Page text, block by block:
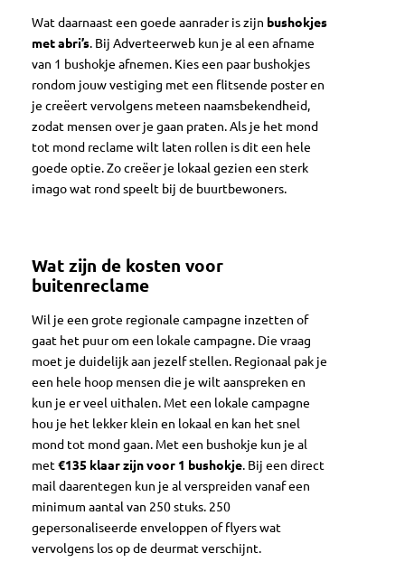
Wat daarnaast een goede aanrader is zijn bushokjes
met abri’s. Bij Adverteerweb kun je al een afname
van 1 bushokje afnemen. Kies een paar bushokjes
rondom jouw vestiging met een flitsende poster en
je creëert vervolgens meteen naamsbekendheid,
zodat mensen over je gaan praten. Als je het mond
tot mond reclame wilt laten rollen is dit een hele
goede optie. Zo creëer je lokaal gezien een sterk
imago wat rond speelt bij de buurtbewoners.
Wat zijn de kosten voor
buitenreclame
Wil je een grote regionale campagne inzetten of
gaat het puur om een lokale campagne. Die vraag
moet je duidelijk aan jezelf stellen. Regionaal pak je
een hele hoop mensen die je wilt aanspreken en
kun je er veel uithalen. Met een lokale campagne
hou je het lekker klein en lokaal en kan het snel
mond tot mond gaan. Met een bushokje kun je al
met€135 klaar zijn voor 1 bushokje. Bij een direct
mail daarentegen kun je al verspreiden vanaf een
minimum aantal van 250 stuks. 250
gepersonaliseerde enveloppen of flyers wat
vervolgens los op de deurmat verschijnt.